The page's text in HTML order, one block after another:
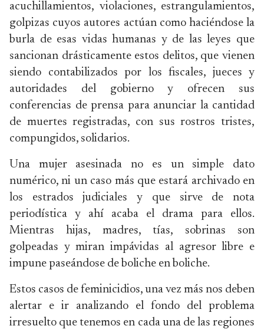
acuchillamientos, violaciones, estrangulamientos,
golpizas cuyos autores actúan como haciéndose la
burla de esas vidas humanas y de las leyes que
sancionan drásticamente estos delitos, que vienen
siendo contabilizados por los fiscales, jueces y
autoridades del gobierno y ofrecen sus
conferencias de prensa para anunciar la cantidad
de muertes registradas, con sus rostros tristes,
compungidos, solidarios.
Una mujer asesinada no es un simple dato
numérico, ni un caso más que estará archivado en
los estrados judiciales y que sirve de nota
periodística y ahí acaba el drama para ellos.
Mientras hijas, madres, tías, sobrinas son
golpeadas y miran impávidas al agresor libre e
impune paseándose de boliche en boliche.
Estos casos de feminicidios, una vez más nos deben
alertar e ir analizando el fondo del problema
irresuelto que tenemos en cada una de las regiones